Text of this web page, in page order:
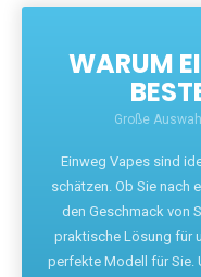
WARUM
Große
Einweg Vapes sind
schätzen. Ob Sie nach
den Geschmack von
praktische Lösung für
perfekte Modell für Sie.